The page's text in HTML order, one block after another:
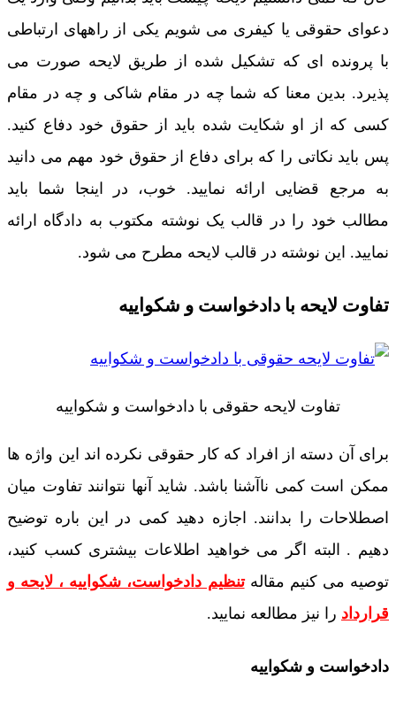
دعوای حقوقی یا کیفری می شویم یکی از راههای ارتباطی
با پرونده ای که تشکیل شده از طریق لایحه صورت می
پذیرد. بدین معنا که شما چه در مقام شاکی و چه در مقام
کسی که از او شکایت شده باید از حقوق خود دفاع کنید.
پس باید نکاتی را که برای دفاع از حقوق خود مهم می دانید
به مرجع قضایی ارائه نمایید. خوب، در اینجا شما باید
مطالب خود را در قالب یک نوشته مکتوب به دادگاه ارائه
نمایید. این نوشته در قالب لایحه مطرح می شود.
تفاوت لایحه با دادخواست و شکواییه
تفاوت لایحه حقوقی با دادخواست و شکواییه
برای آن دسته از افراد که کار حقوقی نکرده اند این واژه ها
ممکن است کمی ناآشنا باشد. شاید آنها نتوانند تفاوت میان
اصطلاحات را بدانند. اجازه دهید کمی در این باره توضیح
دهیم . البته اگر می خواهید اطلاعات بیشتری کسب کنید،
توصیه می کنیم مقالهتنظیم دادخواست، شکواییه ، لایحه و
قرارداد را نیز مطالعه نمایید.
دادخواست و شکواییه